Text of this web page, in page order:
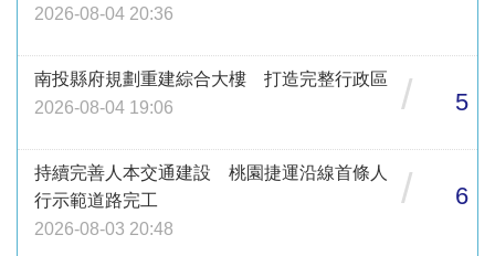
2026-08-04 20:36
南投縣府規劃重建綜合大樓 打造完整行政區
2026-08-04 19:06
/ 5
持續完善人本交通建設 桃園捷運沿線首條人
行示範道路完工
2026-08-03 20:48
/ 6